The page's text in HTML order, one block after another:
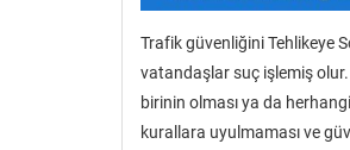
Trafik güvenliğini Tehlikeye
vatandaşlar suç işlemiş olur.
birinin olması ya da
kurallara uyulmaması ve